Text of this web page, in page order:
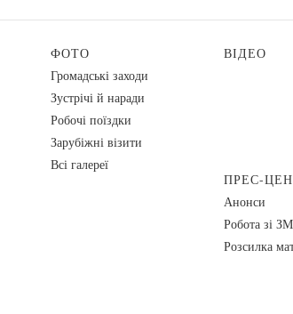
ФОТО
Громадські заходи
Зустрічі й наради
Робочі поїздки
Зарубіжні візити
Всі галереї
ВІДЕО
ПРЕС-
Анонси
Робота зі
Розсилка